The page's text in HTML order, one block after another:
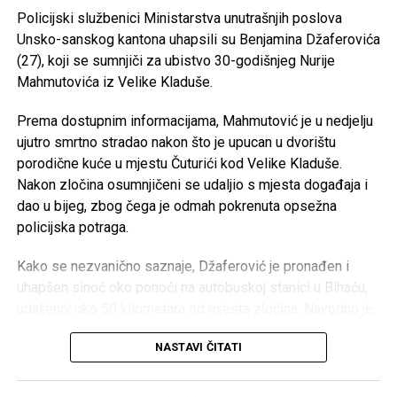
OKK “Sana” –25.000 KM
SPD “Mulež” –15.000 KM
SRD “Devet rijeka” –15.000 KM
AK “Sana” –10.000 KM
Fitness klub “Sana” –8.000 KM
Judo klub “Sanski Most” – 7.500 KM
Karate klub “Hurije” –
Ronilački klub “Vir” –5.000 KM
Velika Kladuša – 133.000 KM
https://antikorupcijausk.ba/V2/registar-zaposlenih-u-
javnom-sektoru/
Post
Tweet
Mail
Policijski službenici Ministarstva unutrašnjih poslova
Unsko-sanskog kantona uhapsili su Benjamina Džaferovića
(27), koji se sumnjiči za ubistvo 30-godišnjeg Nurije
Mahmutovića iz Velike Kladuše.
Prema dostupnim informacijama, Mahmutović je u nedjelju
ujutro smrtno stradao nakon što je upucan u dvorištu
porodične kuće u mjestu Čuturići kod Velike Kladuše.
Nakon zločina osumnjičeni se udaljio s mjesta događaja i
dao u bijeg, zbog čega je odmah pokrenuta opsežna
policijska potraga.
Kako se nezvanično saznaje, Džaferović je pronađen i
uhapšen sinoć oko ponoći na autobuskoj stanici u Bihaću,
čekao autobus kojim je planirao nastaviti bijeg.
NASTAVI ČITATI